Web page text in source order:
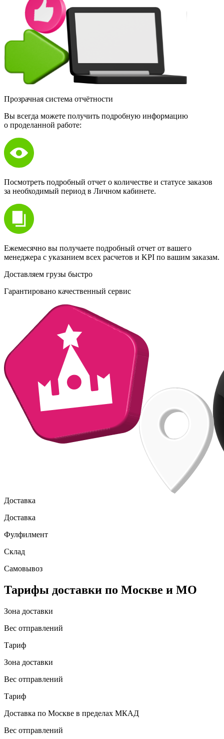
Прозрачная система отчётности
Вы всегда можете получить подробную информацию
о проделанной работе:
Посмотреть подробный отчет о количестве и статусе заказов
за необходимый период в Личном кабинете.
Ежемесячно вы получаете подробный отчет от вашего
менеджера с указанием всех расчетов и KPI по вашим заказам.
Доставляем грузы быстро
Гарантировано качественный сервис
Доставка
Доставка
Фулфилмент
Склад
Самовывоз
Тарифы доставки по Москве и МО
Зона доставки
Вес отправлений
Тариф
Зона доставки
Вес отправлений
Тариф
Доставка по Москве в пределах МКАД
Вес отправлений